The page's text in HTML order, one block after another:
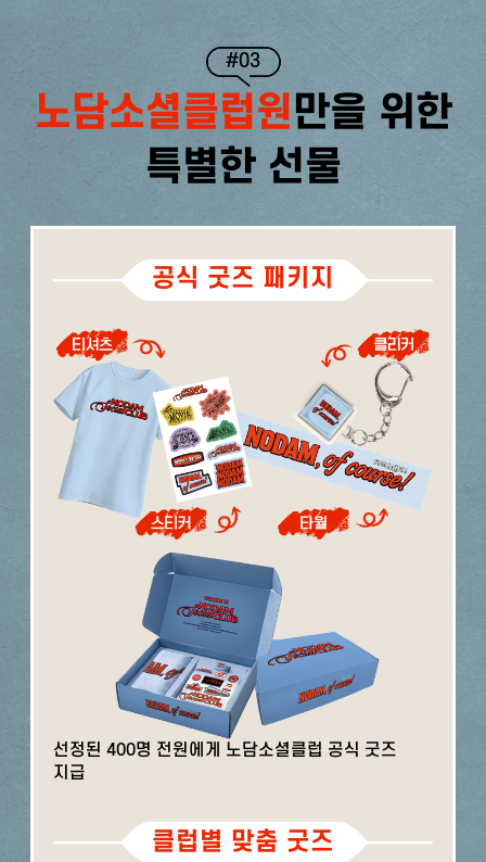
#03
노담소셜클럽원만을 위한
특별한 선물
공식 굿즈 패키지
선정된 400명 전원에게 노담소셜클럽 공식 굿즈
지급
클럽별 맞춤 굿즈